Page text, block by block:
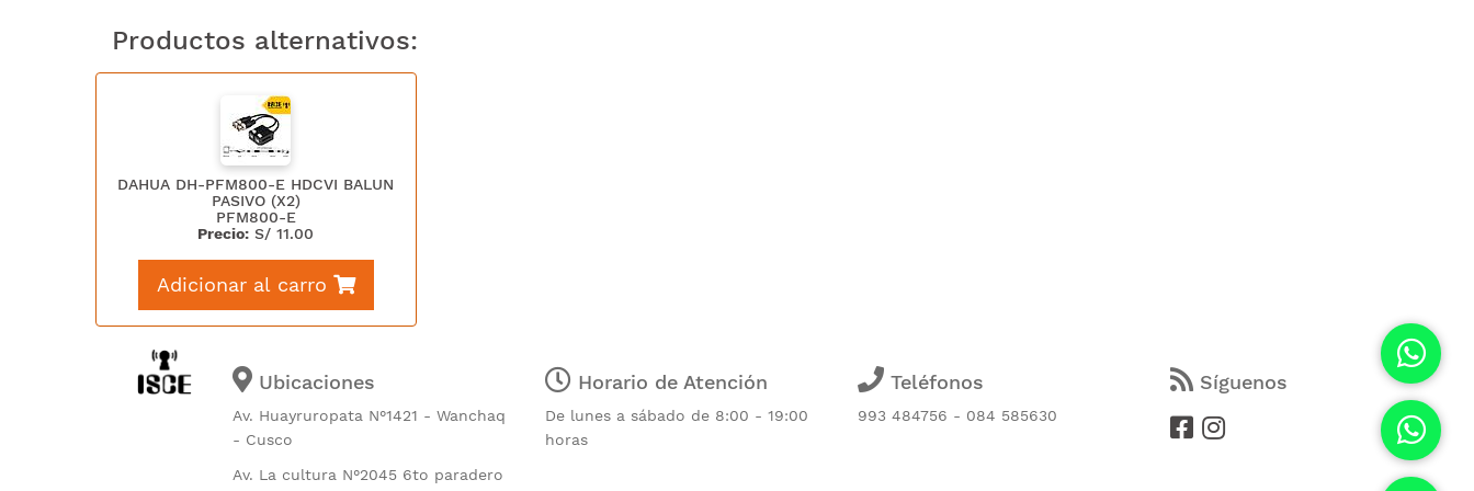
Productos alternativos:
DAHUA DH-PFM800-E HDCVI BALUN
PASIVO (X2)
PFM800-E
Precio: S/11.00
Adicionar al carro
Ubicaciones
Av. Huayruropata N°1421 - Wanchaq
- Cusco
Av. La cultura N°2045 6to paradero
Horario de Atención
De lunes a sábado de 8:00 - 19:00
horas
Teléfonos
993 484756 - 084 585630
Síguenos